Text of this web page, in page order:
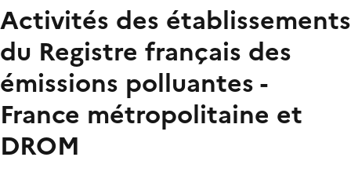
Activités des établissements
du Registre français des
émissions polluantes -
France métropolitaine et
DROM